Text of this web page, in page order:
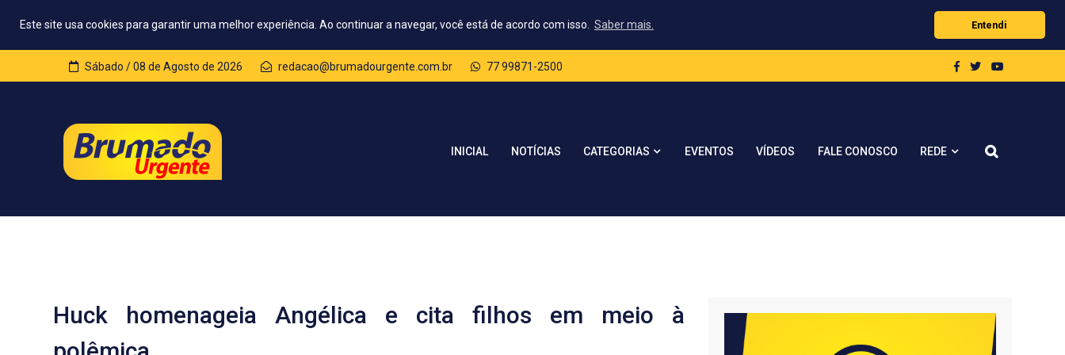
Este site usa cookies para garantir uma melhor experiência. Ao continuar a navegar, você está de acordo com isso. Saber mais. Entendi
Sábado / 08 de Agosto de 2026 redacao@brumadourgente.com.br 77 99871-2500
INICIAL NOTÍCIAS CATEGORIAS EVENTOS VÍDEOS FALE CONOSCO REDE
Huck homenageia Angélica e cita filhos em meio à